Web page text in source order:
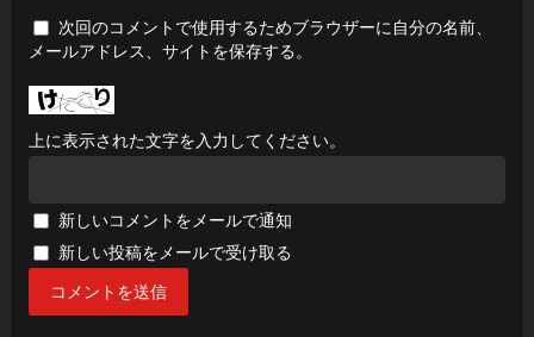
次回のコメントで使用するためブラウザーに自分の名前、
メールアドレス、サイトを保存する。
上に表示された文字を入力してください。
新しいコメントをメールで通知
新しい投稿をメールで受け取る